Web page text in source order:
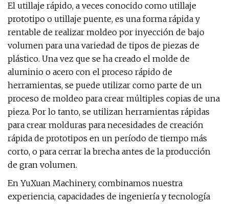
El utillaje rápido, a veces conocido como utillaje
prototipo o utillaje puente, es una forma rápida y
rentable de realizar moldeo por inyección de bajo
volumen para una variedad de tipos de piezas de
plástico. Una vez que se ha creado el molde de
aluminio o acero con el proceso rápido de
herramientas, se puede utilizar como parte de un
proceso de moldeo para crear múltiples copias de una
pieza. Por lo tanto, se utilizan herramientas rápidas
para crear molduras para necesidades de creación
rápida de prototipos en un período de tiempo más
corto, o para cerrar la brecha antes de la producción
de gran volumen.
En YuXuan Machinery, combinamos nuestra
experiencia, capacidades de ingeniería y tecnología